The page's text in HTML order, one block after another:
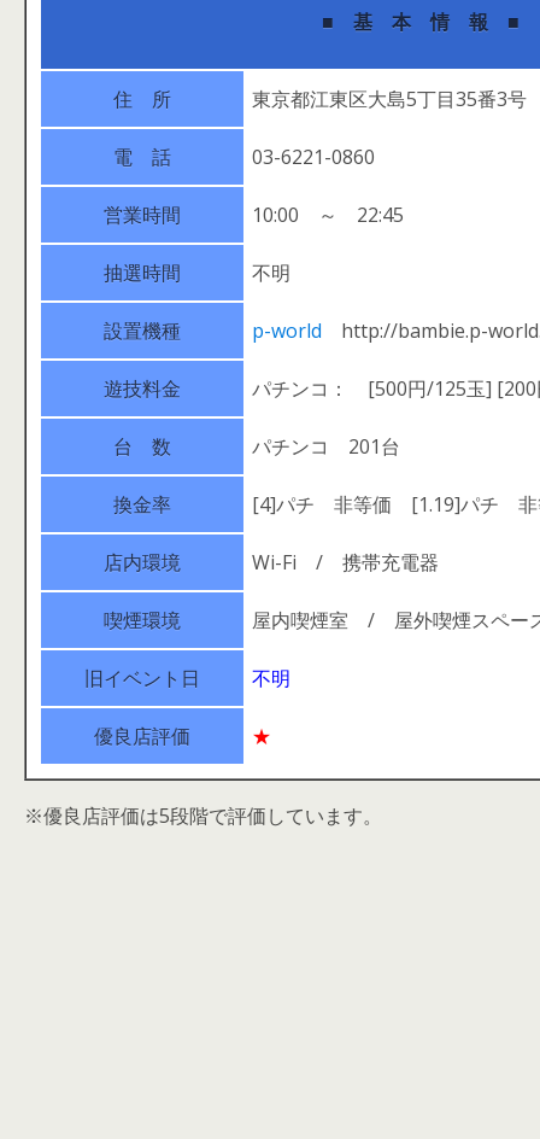
■ 基 本 情 報 ■
住 所 東京都江東区大島5丁目35番3号
電 話 03-6221-0860
営業時間 10:00 ～ 22:45
抽選時間 不明
設置機種 p-world http://bambie.p-
遊技料金 パチンコ： [500円/125玉] [200
台 数 パチンコ 201台
換金率 [4]パチ 非等価 [1.19]パチ 非
店内環境 Wi-Fi / 携帯充電器
喫煙環境 屋内喫煙室 / 屋外喫煙スペー
旧イベント日 不明
優良店評価 ★
※優良店評価は5段階で評価しています。